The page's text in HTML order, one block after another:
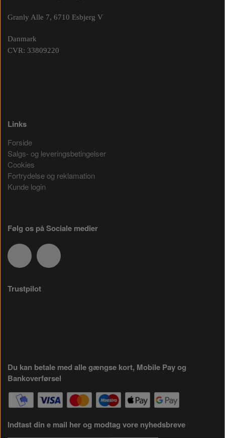
Granly Alle 7, 6710 Esbjerg V
Danmark
CVR: 33809220
Links
Forside
Salgs- og leveringsbetingelser
Cookies
Fortrydelse og reklamation
Kunde login
Følg os på Sociale medier
Trustpilot
Du kan betale med alle gængse kort, Mobile Pay og
Bankoverførsel
Indtast din e mail her og modtag vore nyhedsbreve